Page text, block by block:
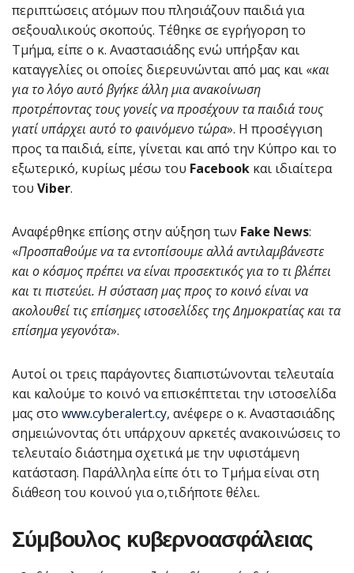
περιπτώσεις ατόμων που πλησιάζουν παιδιά για
σεξουαλικούς σκοπούς. Τέθηκε σε εγρήγορση το
Τμήμα, είπε ο κ. Αναστασιάδης ενώ υπήρξαν και
καταγγελίες οι οποίες διερευνώνται από μας και «και
για το λόγο αυτό βγήκε άλλη μια ανακοίνωση
προτρέποντας τους γονείς να προσέχουν τα παιδιά τους
γιατί υπάρχει αυτό το φαινόμενο τώρα». Η προσέγγιση
προς τα παιδιά, είπε, γίνεται και από την Κύπρο και το
εξωτερικό, κυρίως μέσω του Facebook και ιδιαίτερα
του Viber.
Αναφέρθηκε επίσης στην αύξηση των Fake News:
«Προσπαθούμε να τα εντοπίσουμε αλλά αντιλαμβάνεστε
και ο κόσμος πρέπει να είναι προσεκτικός για το τι βλέπει
και τι πιστεύει. Η σύσταση μας προς το κοινό είναι να
ακολουθεί τις επίσημες ιστοσελίδες της Δημοκρατίας και τα
επίσημα γεγονότα».
Αυτοί οι τρεις παράγοντες διαπιστώνονται τελευταία
και καλούμε το κοινό να επισκέπτεται την ιστοσελίδα
μας στο www.cyberalert.cy, ανέφερε ο κ. Αναστασιάδης
σημειώνοντας ότι υπάρχουν αρκετές ανακοινώσεις το
τελευταίο διάστημα σχετικά με την υφιστάμενη
κατάσταση. Παράλληλα είπε ότι το Τμήμα είναι στη
διάθεση του κοινού για ο,τιδήποτε θέλει.
Σύμβουλος κυβερνοασφάλειας